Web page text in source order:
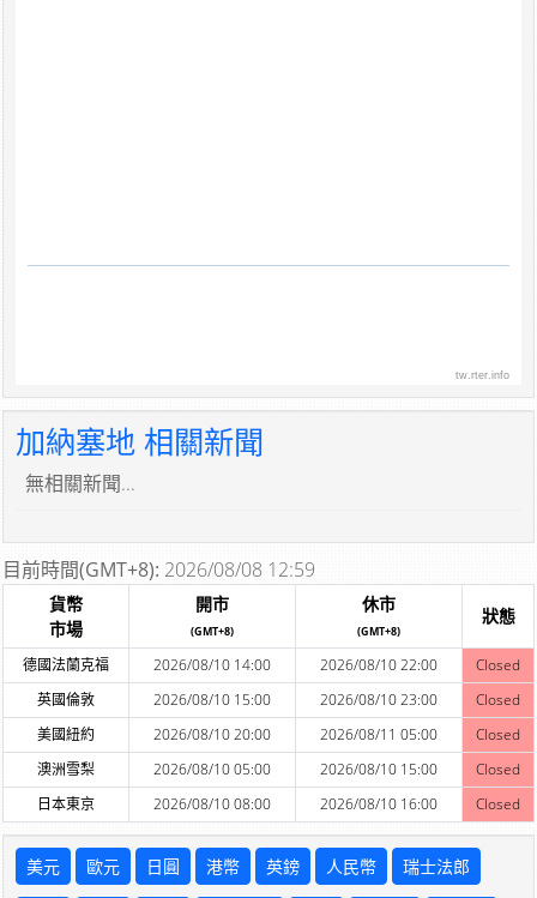
tw.rter.info
加納塞地 相關新聞
無相關新聞...
目前時間(GMT+8): 2026/08/08 12:59
貨幣
市場
開市
(GMT+8)
休市
(GMT+8)
狀態
德國法蘭克福 2026/08/10 14:00 2026/08/10 22:00
Closed
英國倫敦
2026/08/10 15:00 2026/08/10 23:00
Closed
美國紐約
2026/08/10 20:00 2026/08/11 05:00
Closed
澳洲雪梨
2026/08/10 05:00 2026/08/10 15:00
Closed
日本東京
2026/08/10 08:00 2026/08/10 16:00 Closed
美元 歐元 日圓 港幣 英鎊 人民幣 瑞士法郎